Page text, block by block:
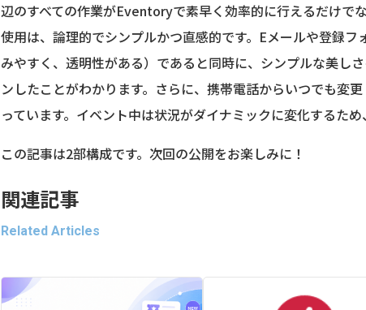
辺のすべての作業がEventoryで素早く効率的に行えるだけで
使用は、論理的でシンプルかつ直感的です。Eメールや登録
みやすく、透明性がある）であると同時に、シンプルな美し
ンしたことがわかります。さらに、携帯電話からいつでも変
っています。イベント中は状況がダイナミックに変化するた
この記事は2部構成です。次回の公開をお楽しみに！
関連記事
Related Articles